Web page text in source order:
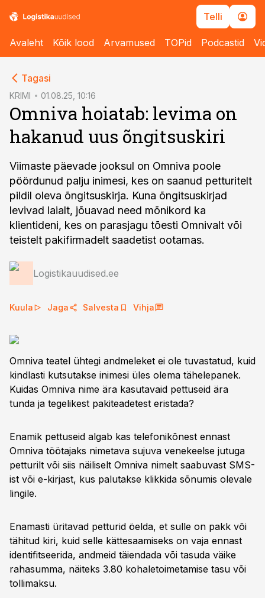
Telli
Avaleht Kõik lood Arvamused TOPid Podcastid
Tagasi
KRIMI 01.08.25, 10:16
Omniva hoiatab: levima on
hakanud uus õngitsuskiri
Viimaste päevade jooksul on Omniva poole
pöördunud palju inimesi, kes on saanud petturitelt
pildil oleva õngitsuskirja. Kuna õngitsuskirjad
levivad laialt, jõuavad need mõnikord ka
klientideni, kes on parasjagu tõesti Omnivalt või
teistelt pakifirmadelt saadetist ootamas.
Logistikauudised.ee
Kuula Jaga Salvesta Vihja
Omniva teatel ühtegi andmeleket ei ole tuvastatud, kuid
kindlasti kutsutakse inimesi üles olema tähelepanek.
Kuidas Omniva nime ära kasutavaid pettuseid ära
tunda ja tegelikest pakiteadetest eristada?
Enamik pettuseid algab kas telefonikõnest ennast
Omniva töötajaks nimetava sujuva venekeelse jutuga
petturilt või siis näiliselt Omniva nimelt saabuvast SMS-
ist või e-kirjast, kus palutakse klikkida sõnumis olevale
lingile.
Enamasti üritavad petturid öelda, et sulle on pakk või
tähitud kiri, kuid selle kättesaamiseks on vaja ennast
identifitseerida, andmeid täiendada või tasuda väike
rahasumma, näiteks 3.80 kohaletoimetamise tasu või
tollimaksu.